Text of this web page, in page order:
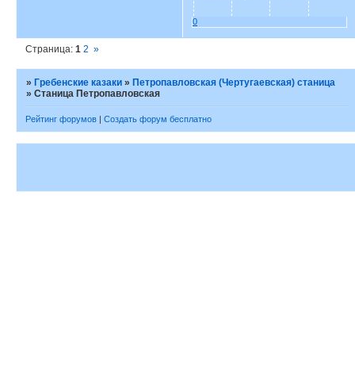
0
Страница:1 2 »
» Гребенские казаки » Петропавловская (Чертугаевская) станица
»Станица Петропавловская
Рейтинг форумов | Создать форум бесплатно